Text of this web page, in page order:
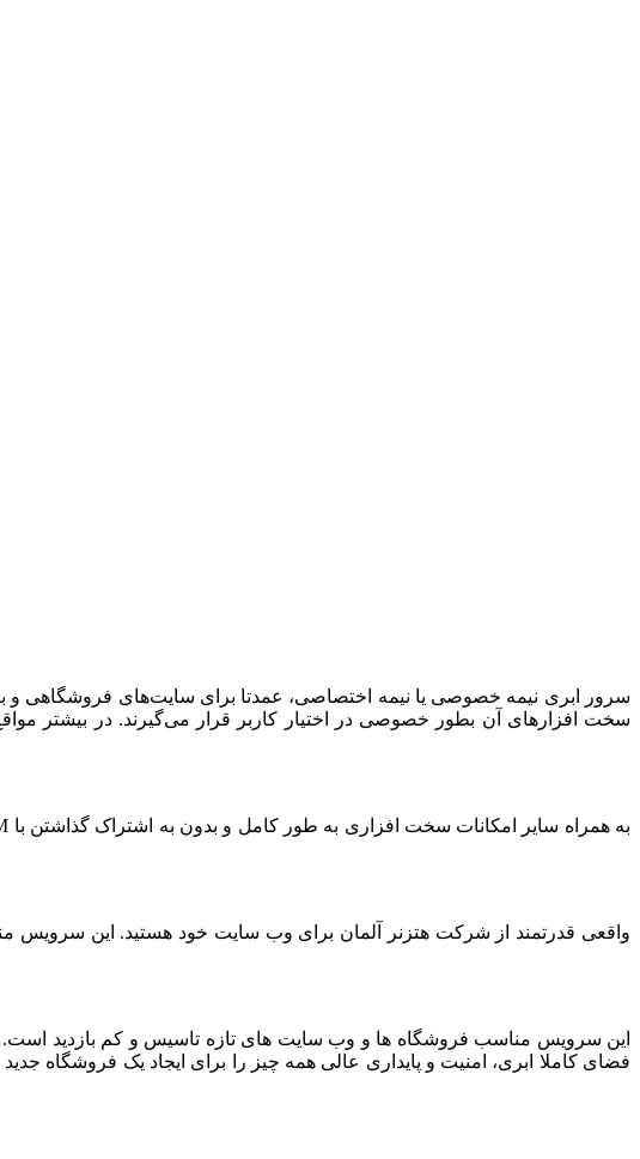
سرور ابری نیمه خصوصی یا نیمه اختصاصی، عمدتا برای سایت‌های فروشگاهی و
سخت افزارهای آن بطور خصوصی در اختیار کاربر قرار می‌گیرند. در بیشتر